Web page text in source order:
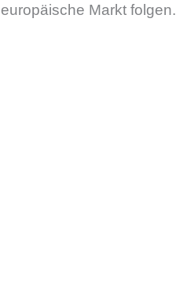
europäische Markt folgen.